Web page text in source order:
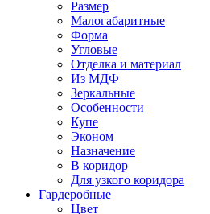
Размер
Малогабаритные
Форма
Угловые
Отделка и материал
Из МДФ
Зеркальные
Особенности
Купе
Эконом
Назначение
В коридор
Для узкого коридора
Гардеробные
Цвет